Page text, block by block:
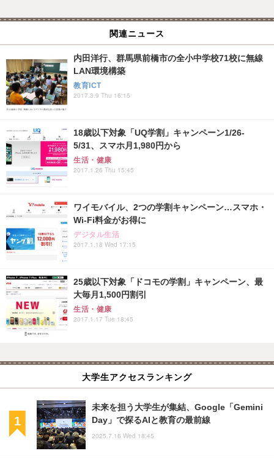
関連ニュース
内田洋行、群馬県前橋市の全小中学校71校に無線
LAN環境構築
教育ICT
2017.3.9 Thu 16:15
18歳以下対象「UQ学割」キャンペーン1/26-
5/31、スマホ月1,980円から
生活・健康
2017.1.26 Thu 15:45
ワイモバイル、2つの学割キャンペーン…スマホ・
Wi-Fi料金がお得に
デジタル生活
2017.1.18 Wed 17:15
25歳以下対象「ドコモの学割」キャンペーン、最
大毎月1,500円割引
生活・健康
2017.1.17 Tue 18:45
大学生アクセスランキング
未来を担う大学生が集結、Google「Gemini
Day」で探るAIと教育の最前線
2025.7.16 Wed 18:45